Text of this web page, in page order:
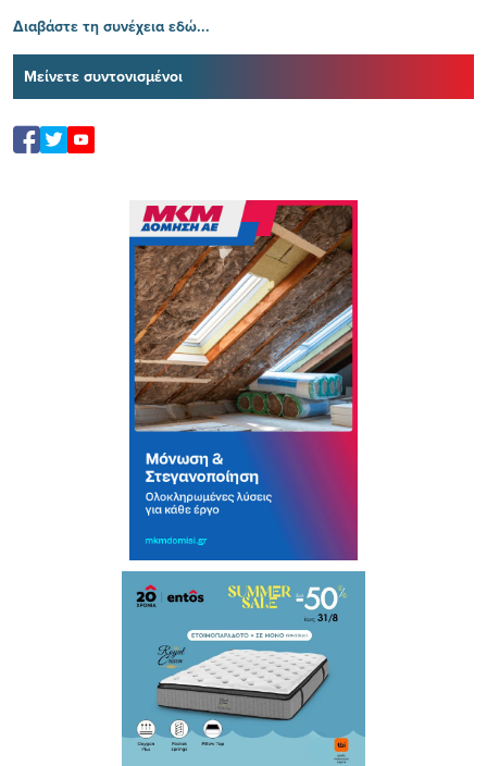
Διαβάστε τη συνέχεια εδώ...
Μείνετε συντονισμένοι